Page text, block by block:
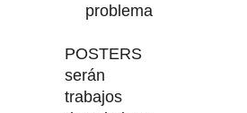
problema
POSTERS
serán
trabajos